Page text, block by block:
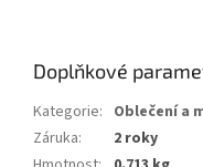
Doplňkové
Kategorie: Oblečení a
Záruka:
2 roky